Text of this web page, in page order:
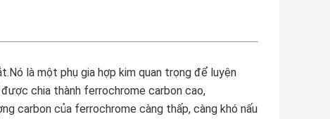
là một phụ gia hợp kim quan trọng để luyện
chia thành ferrochrome carbon cao,
carbon của ferrochrome càng thấp, càng khó nấu